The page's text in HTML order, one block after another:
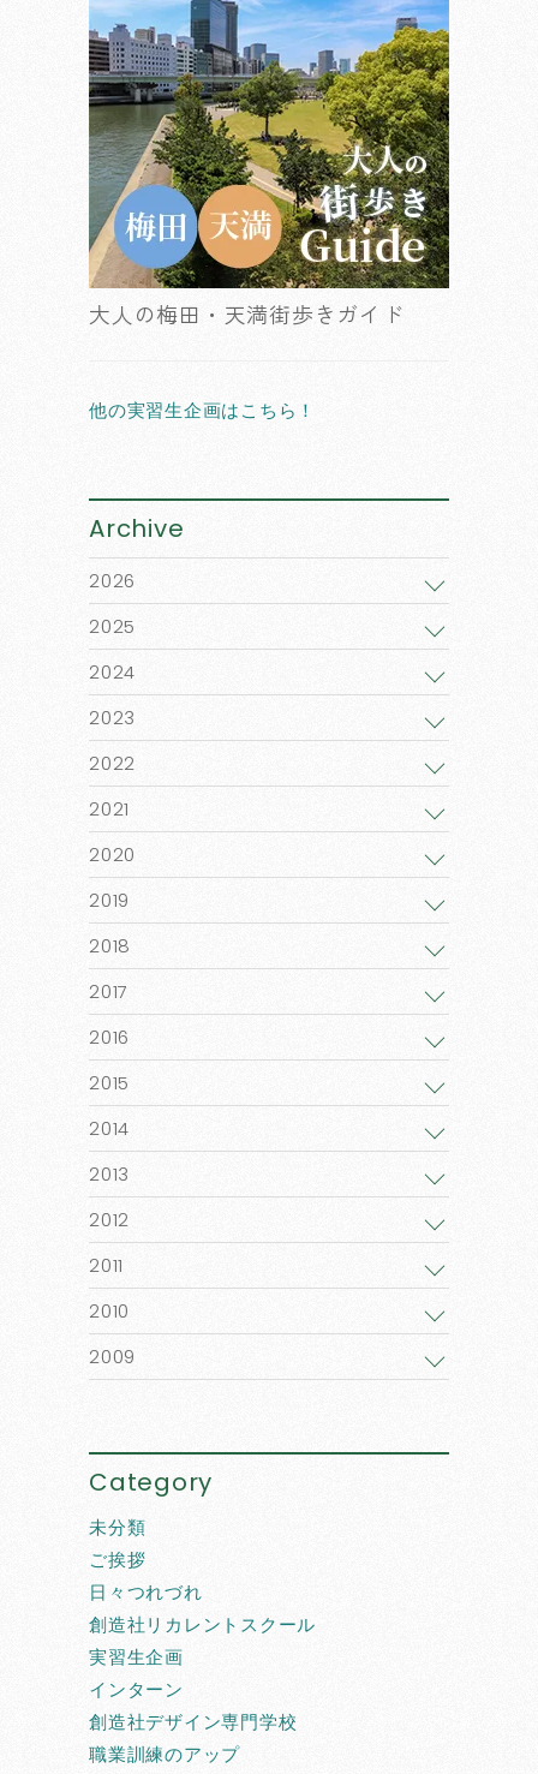
大人の梅田・天満街歩きガイド
他の実習生企画はこちら！
Archive
2026
2025
2024
2023
2022
2021
2020
2019
2018
2017
2016
2015
2014
2013
2012
2011
2010
2009
Category
未分類
ご挨拶
日々つれづれ
創造社リカレントスクール
実習生企画
インターン
創造社デザイン専門学校
職業訓練のアップ